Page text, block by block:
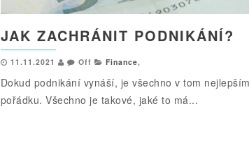
JAK ZACHRÁNIT PODNIKÁNÍ?
11.11.2021 Off Finance,
Dokud podnikání vynáší, je všechno v tom
pořádku. Všechno je takové, jaké to má...